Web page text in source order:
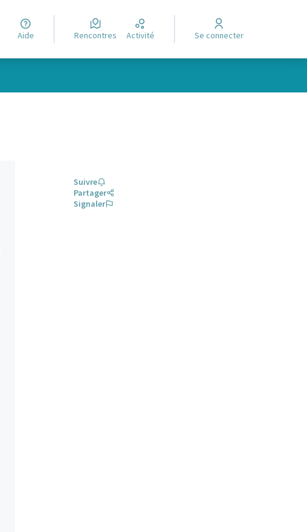
Aide Rencontres Activité Se connecter
Suivre
Partager
Signaler